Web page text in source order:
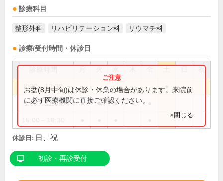
診療科目
整形外科 リハビリテーション科 リウマチ科
診療/受付時間・休診日
祝
8:30～12:30
9:00～12:00 ● ● ● ●
お盆(8月中旬)は休診・休業の場合があります。来院前
に必ず医療機関に直接ご確認ください。
×閉じる
休診日: 日、祝
初診・再診受付